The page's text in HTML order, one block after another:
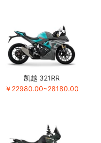
凯越 321RR
￥22980.00~28180.00